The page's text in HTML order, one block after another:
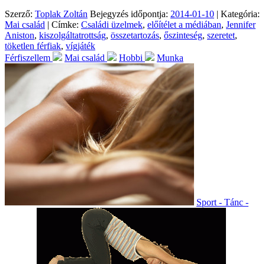
Szerző: Toplak Zoltán Bejegyzés időpontja: 2014-01-10 | Kategória:
Mai család | Címke: Családi üzelmek, előítélet a médiában, Jennifer
Aniston, kiszolgáltatrottság, összetartozás, őszinteség, szeretet,
töketlen férfiak, vígjáték
Férfiszellem
Mai család Hobbi Munka
Sport - Tánc -